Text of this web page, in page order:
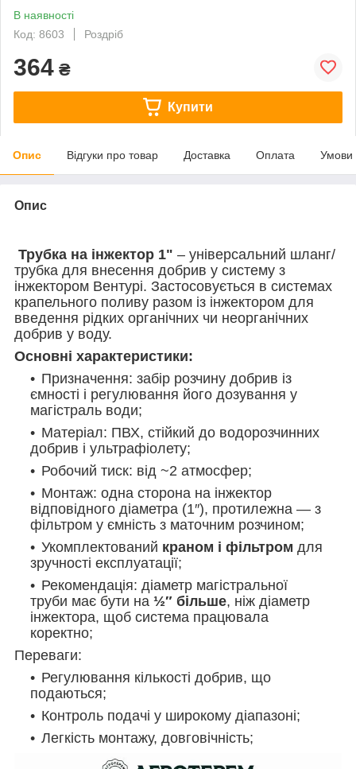
В наявності
Код: 8603
Роздріб
364 ₴
Купити
Опис Відгуки про товар Доставка Оплата Умови
Опис
Трубка на інжектор 1" – універсальний шланг/
трубка для внесення добрив у систему з
інжектором Вентурі. Застосовується в системах
крапельного поливу разом із інжектором для
введення рідких органічних чи неорганічних
добрив у воду.
Основні характеристики:
Призначення: забір розчину добрив із
ємності і регулювання його дозування у
магістраль води;
Матеріал: ПВХ, стійкий до водорозчинних
добрив і ультрафіолету;
Робочий тиск: від ~2 атмосфер;
Монтаж: одна сторона на інжектор
відповідного діаметра (1″), протилежна — з
фільтром у ємність з маточним розчином;
Укомплектований краном і фільтром для
зручності експлуатації;
Рекомендація: діаметр магістральної
труби має бути на ½″ більше, ніж діаметр
інжектора, щоб система працювала
коректно;
Переваги:
Регулювання кількості добрив, що
подаються;
Контроль подачі у широкому діапазоні;
Легкість монтажу, довговічність;